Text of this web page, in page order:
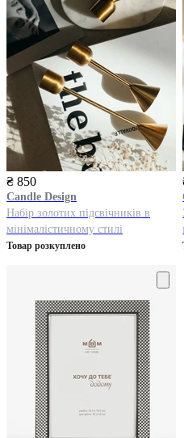
₴ 850
Candle Design
Набір золотих підсвічників в
мінімалістичному стилі
Товар розкуплено